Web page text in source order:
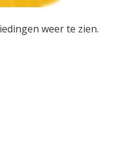
weer te zien.